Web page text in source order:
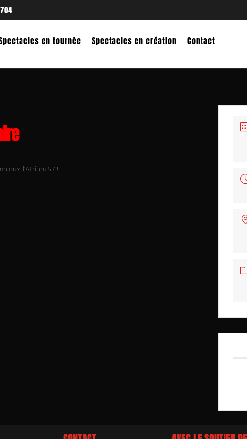
en tournée Spectacles en création Contact
l’Atrium 57 !